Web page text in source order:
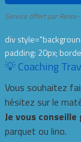
Service offert par
div
padding: 20px;
💡 Coaching
Vous souhaitez
hésitez sur le
Je vous
parquet ou lino.